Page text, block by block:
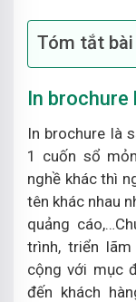
Tóm tắt
In brochure
In brochure là
1 cuốn sổ
nghề khác thì
tên khác nhau
quảng
trình, triển
cộng với mục
đến khách